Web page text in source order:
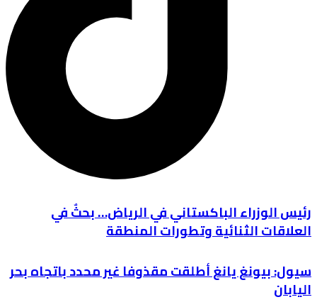
رئيس الوزراء الباكستاني في الرياض… بحثٌ في
العلاقات الثنائية وتطورات المنطقة
سيول: بيونغ يانغ أطلقت مقذوفا غير محدد باتجاه بحر
اليابان